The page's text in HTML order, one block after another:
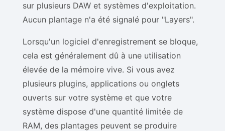
sur plusieurs DAW et systèmes d'exploitation.
Aucun plantage n'a été signalé pour "Layers".
Lorsqu'un logiciel d'enregistrement se bloque,
cela est généralement dû à une utilisation
élevée de la mémoire vive. Si vous avez
plusieurs plugins, applications ou onglets
ouverts sur votre système et que votre
système dispose d'une quantité limitée de
RAM, des plantages peuvent se produire